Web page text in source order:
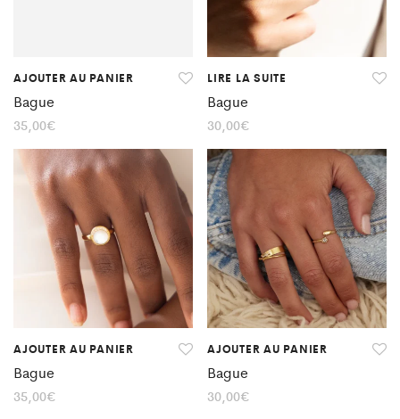
AJOUTER AU PANIER
Bague
35,00€
LIRE LA SUITE
Bague
30,00€
AJOUTER AU PANIER
Bague
35,00€
AJOUTER AU PANIER
Bague
30,00€